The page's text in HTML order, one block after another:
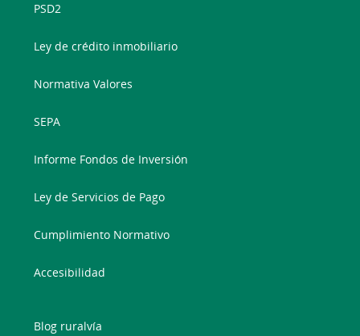
PSD2
Ley de crédito inmobiliario
Normativa Valores
SEPA
Informe Fondos de Inversión
Ley de Servicios de Pago
Cumplimiento Normativo
Accesibilidad
Blog ruralvía